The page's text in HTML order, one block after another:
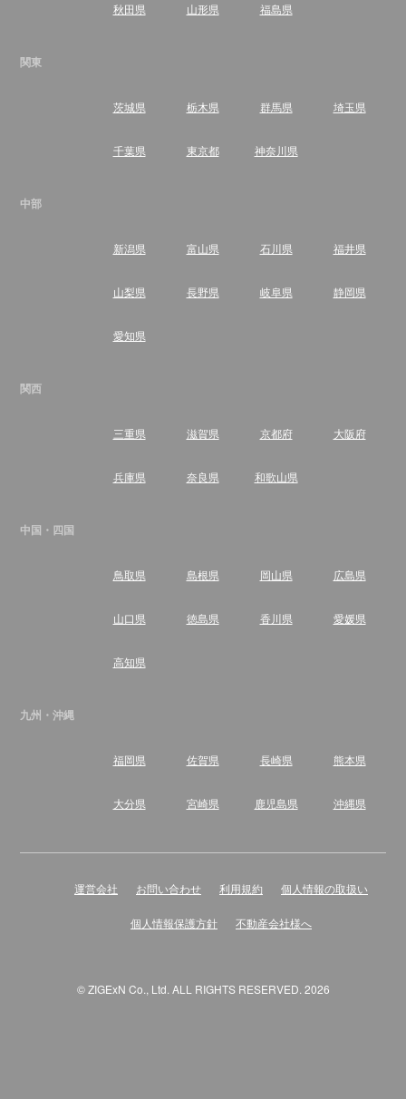
秋田県 山形県 福島県
関東
茨城県 栃木県 群馬県 埼玉県
千葉県 東京都 神奈川県
中部
新潟県 富山県 石川県 福井県
山梨県 長野県 岐阜県 静岡県
愛知県
関西
三重県 滋賀県 京都府 大阪府
兵庫県 奈良県 和歌山県
中国・四国
鳥取県 島根県 岡山県 広島県
山口県 徳島県 香川県 愛媛県
高知県
九州・沖縄
福岡県 佐賀県 長崎県 熊本県
大分県 宮崎県 鹿児島県 沖縄県
運営会社 お問い合わせ 利用規約 個人情報の取扱い
個人情報保護方針 不動産会社様へ
© ZIGExN Co., Ltd. ALL RIGHTS RESERVED. 2026